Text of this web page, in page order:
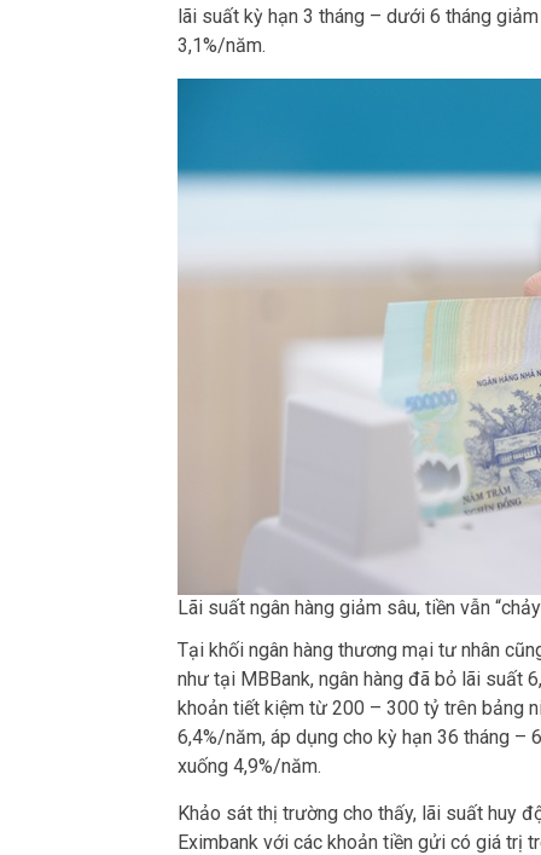
lãi suất kỳ hạn 3 tháng – dưới 6 tháng
3,1%/năm.
Lãi suất ngân hàng giảm sâu, tiền vẫn
Tại khối ngân hàng thương mại tư nhân
như tại MBBank, ngân hàng đã bỏ lãi suất
khoản tiết kiệm từ 200 – 300 tỷ trên bảng
6,4%/năm, áp dụng cho kỳ hạn 36 tháng –
xuống 4,9%/năm.
Khảo sát thị trường cho thấy, lãi suất huy
Eximbank với các khoản tiền gửi có giá trị